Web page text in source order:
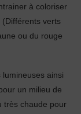
à coloriser
verts
ou du rouge
ainsi
un milieu de
très chaude pour